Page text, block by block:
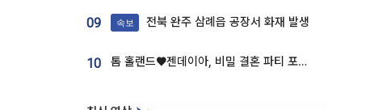
09 속보 전북 완주 삼례읍 공장서 화재 발생
10 톰 홀랜드♥젠데이아, 비밀 결혼 파티 포착⋯호텔 대관비만 9억